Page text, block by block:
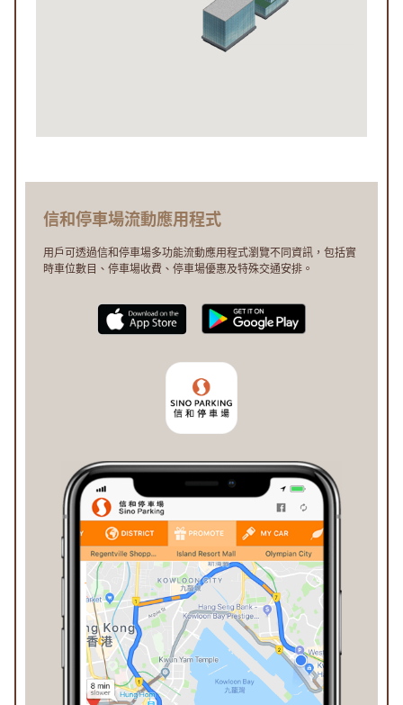
信和停車場流動應用程式
用戶可透過信和停車場多功能流動應用程式瀏覽不同資訊，包括實
時車位數目、停車場收費、停車場優惠及特殊交通安排。